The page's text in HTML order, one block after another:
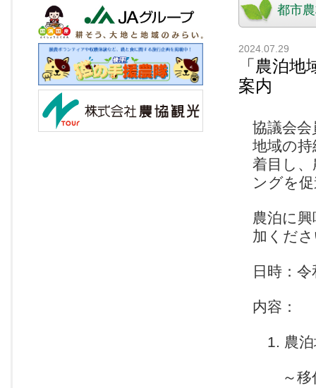
都市
2024.07.29
「農泊
案内
協議会
地域の
着目し
ングを
農泊に
加くだ
日時：
内容：
1. 農泊
～移住